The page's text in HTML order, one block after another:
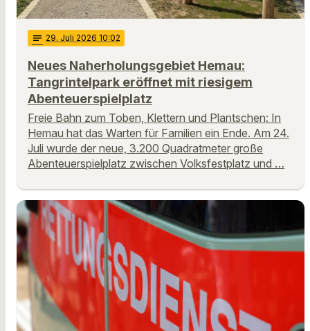
notes 29. Juli 2026 10:02
Neues Naherholungsgebiet Hemau:
Tangrintelpark eröffnet mit riesigem
Abenteuerspielplatz
Freie Bahn zum Toben, Klettern und Plantschen: In
Hemau hat das Warten für Familien ein Ende. Am 24.
Juli wurde der neue, 3.200 Quadratmeter große
Abenteuerspielplatz zwischen Volksfestplatz und …